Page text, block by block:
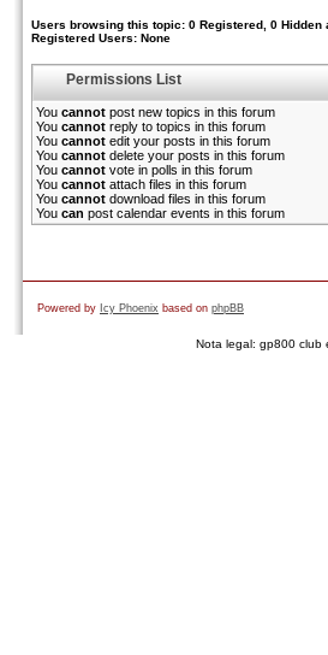
Users browsing this topic: 0 Registered, 0 Hidden
Registered Users: None
Permissions List
You cannot post new topics in this forum
You cannot reply to topics in this forum
You cannot edit your posts in this forum
You cannot delete your posts in this forum
You cannot vote in polls in this forum
You cannot attach files in this forum
You cannot download files in this forum
You can post calendar events in this forum
Powered by Icy Phoenix based on phpBB
Nota legal: gp800 club